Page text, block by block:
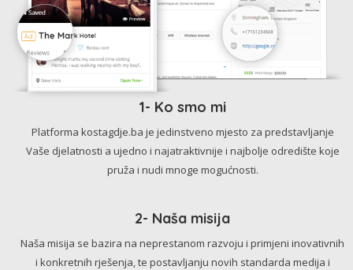
1- Ko smo mi
Platforma kostagdje.ba je jedinstveno mjesto za predstavljanje
Vaše djelatnosti a ujedno i najatraktivnije i najbolje odredište koje
pruža i nudi mnoge mogućnosti.
2- Naša misija
Naša misija se bazira na neprestanom razvoju i primjeni inovativnih
i konkretnih rješenja, te postavljanju novih standarda medija i